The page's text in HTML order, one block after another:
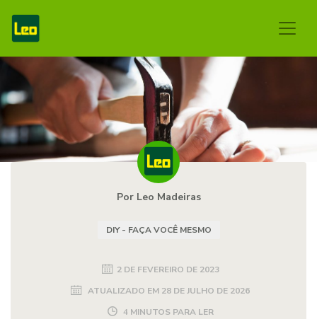
Por Leo Madeiras
DIY - FAÇA VOCÊ MESMO
2 DE FEVEREIRO DE 2023
ATUALIZADO EM 28 DE JULHO DE 2026
4 MINUTOS PARA LER